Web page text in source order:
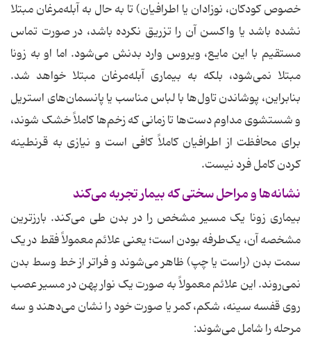
خصوص کودکان، نوزادان یا اطرافیان) تا به حال به آبله‌مرغان مبتلا
نشده باشد یا واکسن آن را تزریق نکرده باشد، در صورت تماس
مستقیم با این مایع، ویروس وارد بدنش می‌شود. اما او به زونا
مبتلا نمی‌شود، بلکه به بیماری آبله‌مرغان مبتلا خواهد شد.
بنابراین، پوشاندن تاول‌ها با لباس مناسب یا پانسمان‌های استریل
و شستشوی مداوم دست‌ها تا زمانی که زخم‌ها کاملاً خشک شوند،
برای محافظت از اطرافیان کاملاً کافی است و نیازی به قرنطینه
کردن کامل فرد نیست.
نشانه‌ها و مراحل سختی که بیمار تجربه می‌کند
بیماری زونا یک مسیر مشخص را در بدن طی می‌کند. بارزترین
مشخصه آن، یک‌طرفه بودن است؛ یعنی علائم معمولاً فقط در یک
سمت بدن (راست یا چپ) ظاهر می‌شوند و فراتر از خط وسط بدن
نمی‌روند. این علائم معمولاً به صورت یک نوار پهن در مسیر عصب
روی قفسه سینه، شکم، کمر یا صورت خود را نشان می‌دهند و سه
مرحله را شامل می‌شوند: